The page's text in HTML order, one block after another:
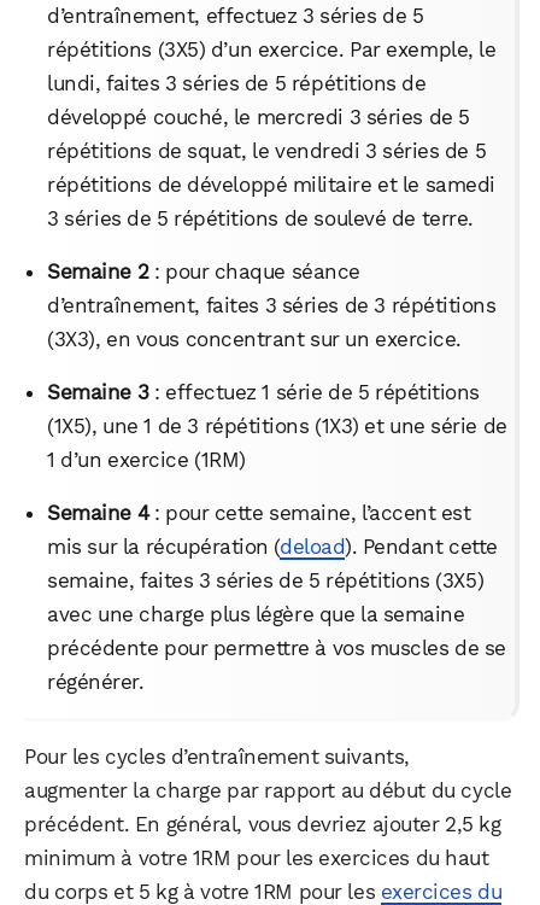
d’entraînement, effectuez 3 séries de 5
répétitions (3X5) d’un exercice. Par exemple, le
lundi, faites 3 séries de 5 répétitions de
développé couché, le mercredi 3 séries de 5
répétitions de squat, le vendredi 3 séries de 5
répétitions de développé militaire et le samedi
3 séries de 5 répétitions de soulevé de terre.
Semaine 2: pour chaque séance
d’entraînement, faites 3 séries de 3 répétitions
(3X3), en vous concentrant sur un exercice.
Semaine 3: effectuez 1 série de 5 répétitions
(1X5), une 1 de 3 répétitions (1X3) et une série de
1 d’un exercice (1RM)
Semaine 4: pour cette semaine, l’accent est
mis sur la récupération (deload). Pendant cette
semaine, faites 3 séries de 5 répétitions (3X5)
avec une charge plus légère que la semaine
précédente pour permettre à vos muscles de se
régénérer.
Pour les cycles d’entraînement suivants,
augmenter la charge par rapport au début du cycle
précédent. En général, vous devriez ajouter 2,5 kg
minimum à votre 1RM pour les exercices du haut
du corps et 5 kg à votre 1RM pour les exercices du